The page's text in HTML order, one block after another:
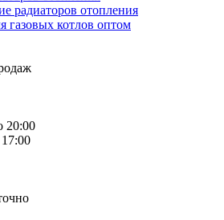
радиаторов отопления
газовых котлов оптом
20:00